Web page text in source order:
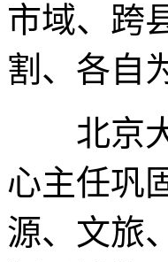
市域、跨
割、各自
北京大
心主任巩
源、文旅